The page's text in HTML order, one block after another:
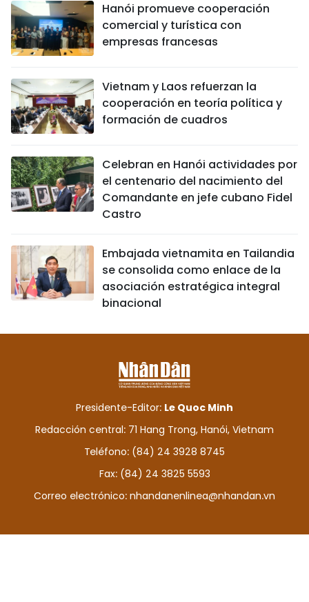
Hanói promueve cooperación
comercial y turística con
empresas francesas
Vietnam y Laos refuerzan la
cooperación en teoría política y
formación de cuadros
Celebran en Hanói actividades por
el centenario del nacimiento del
Comandante en jefe cubano Fidel
Castro
Embajada vietnamita en Tailandia
se consolida como enlace de la
asociación estratégica integral
binacional
Presidente-Editor: Le Quoc Minh
Redacción central: 71 Hang Trong, Hanói, Vietnam
Teléfono: (84) 24 3928 8745
Fax: (84) 24 3825 5593
Correo electrónico: nhandanenlinea@nhandan.vn